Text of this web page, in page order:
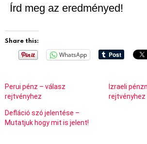
Írd meg az eredményed!
Share this:
WhatsApp
Perui pénz – válasz
rejtvényhez
Izraeli
rejtvényhez
Defláció szó jelentése –
Mutatjuk hogy mit is jelent!